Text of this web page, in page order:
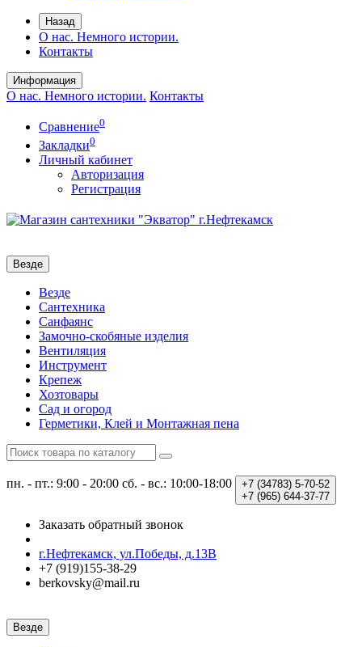
Назад
О нас. Немного истории.
Контакты
Информация
О нас. Немного истории. Контакты
Сравнение0
Закладки0
Личный кабинет
Авторизация
Регистрация
Везде
Везде
Сантехника
Санфаянс
Замочно-скобяные изделия
Вентиляция
Инструмент
Крепеж
Хозтовары
Сад и огород
Герметики, Клей и Монтажная пена
пн. - пт.: 9:00 - 20:00 сб. - вс.: 10:00-18:00 +7 (34783) 5-70-52
+7 (965) 644-37-77
Заказать обратный звонок
г.Нефтекамск, ул.Победы, д.13В
+7 (919)155-38-29
berkovsky@mail.ru
Везде